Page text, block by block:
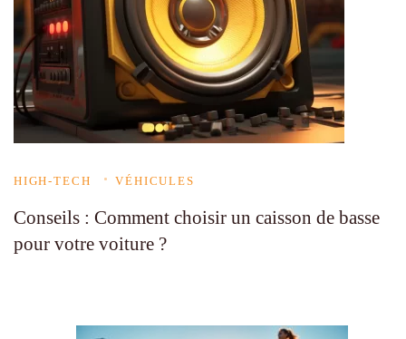
HIGH-TECH VÉHICULES
Conseils : Comment choisir un caisson de basse
pour votre voiture ?